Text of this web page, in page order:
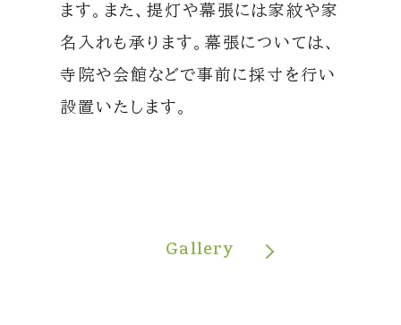
ます。また、提灯や幕張には家紋や家
名入れも承ります。幕張については、
寺院や会館などで事前に採寸を行い
設置いたします。
Gallery